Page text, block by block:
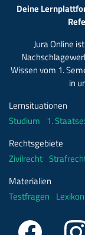
Deine
Jura Online
Wissen vom 1.
in
Lernsituationen
Studium 1.
Rechtsgebiete
Zivilrecht
Materialien
Testfragen